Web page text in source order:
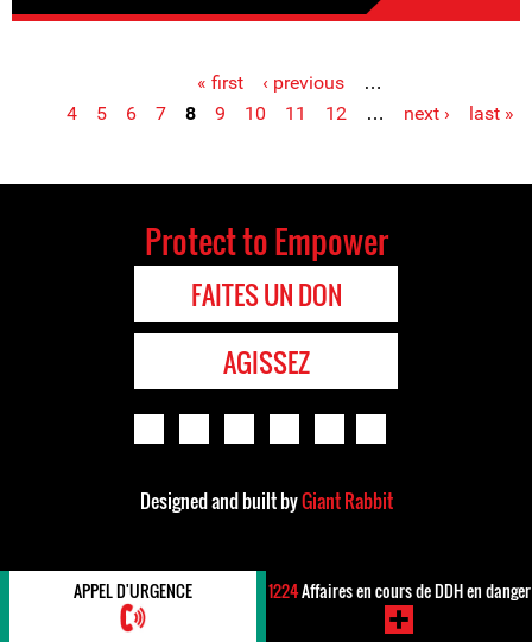
« first ‹ previous
…
4
5 6 7 8 9 10 11 12 … next › last »
Protect to Empower
FAITES UN DON
AGISSEZ
Designed and built byGiant Rabbit
APPEL D'URGENCE 1224Affaires en cours de DDH en danger